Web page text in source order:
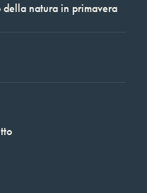
natura in primavera